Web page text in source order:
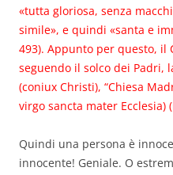
«tutta gloriosa, senza
simile», e quindi «santa e
493). Appunto per questo, il
seguendo il solco dei Padri,
(coniux Christi), “Chiesa
virgo sancta mater Ecclesia)
Quindi una persona è
innocente! Geniale. O